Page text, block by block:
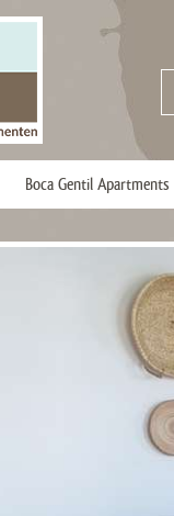
Boca Gentil Apartments